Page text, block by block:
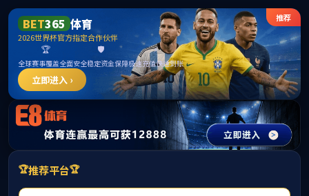
中国·必威(bw·西汉姆联)有限公司-Official
website